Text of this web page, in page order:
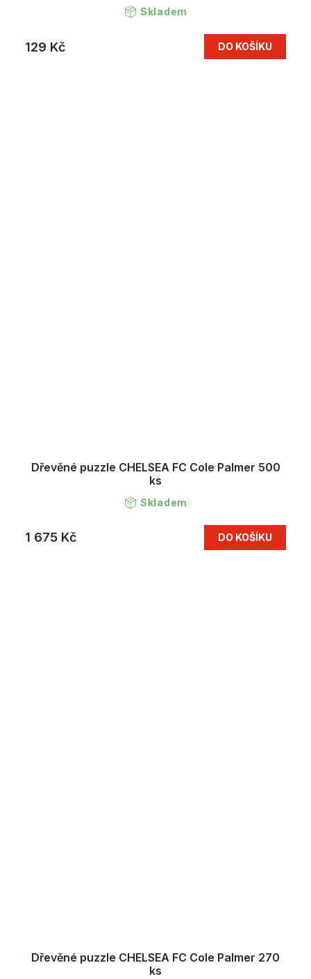
Skladem
129 Kč DO KOŠÍKU
Dřevěné puzzle CHELSEA FC Cole Palmer 500
ks
Skladem
1 675 Kč DO KOŠÍKU
Dřevěné puzzle CHELSEA FC Cole Palmer 270
ks